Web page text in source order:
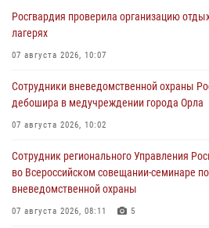
Росгвардия проверила организацию
лагерях
07 августа 2026, 10:07
Сотрудники вневедомственной охраны
дебошира в медучреждении города Орла
07 августа 2026, 10:02
Сотрудник регионального Управления
во Всероссийском совещании-семинаре
вневедомственной охраны
07 августа 2026, 08:11 5